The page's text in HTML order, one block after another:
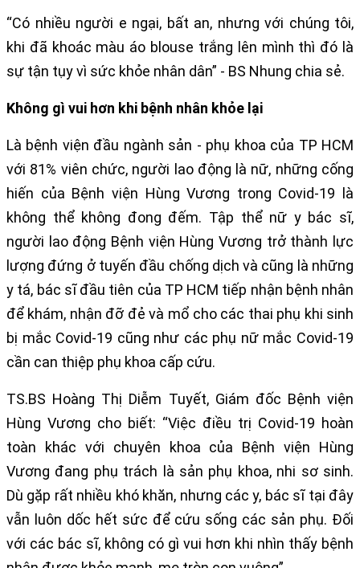
“Có nhiều người e ngại, bất an, nhưng với chúng tôi,
khi đã khoác màu áo blouse trắng lên mình thì đó là
sự tận tụy vì sức khỏe nhân dân” - BS Nhung chia sẻ.
Không gì vui hơn khi bệnh nhân khỏe lại
Là bệnh viện đầu ngành sản - phụ khoa của TP HCM
với 81% viên chức, người lao động là nữ, những cống
hiến của Bệnh viện Hùng Vương trong Covid-19 là
không thể không đong đếm. Tập thể nữ y bác sĩ,
người lao động Bệnh viện Hùng Vương trở thành lực
lượng đứng ở tuyến đầu chống dịch và cũng là những
y tá, bác sĩ đầu tiên của TP HCM tiếp nhận bệnh nhân
để khám, nhận đỡ đẻ và mổ cho các thai phụ khi sinh
bị mắc Covid-19 cũng như các phụ nữ mắc Covid-19
cần can thiệp phụ khoa cấp cứu.
TS.BS Hoàng Thị Diễm Tuyết, Giám đốc Bệnh viện
Hùng Vương cho biết: “Việc điều trị Covid-19 hoàn
toàn khác với chuyên khoa của Bệnh viện Hùng
Vương đang phụ trách là sản phụ khoa, nhi sơ sinh.
Dù gặp rất nhiều khó khăn, nhưng các y, bác sĩ tại đây
vẫn luôn dốc hết sức để cứu sống các sản phụ. Đối
với các bác sĩ, không có gì vui hơn khi nhìn thấy bệnh